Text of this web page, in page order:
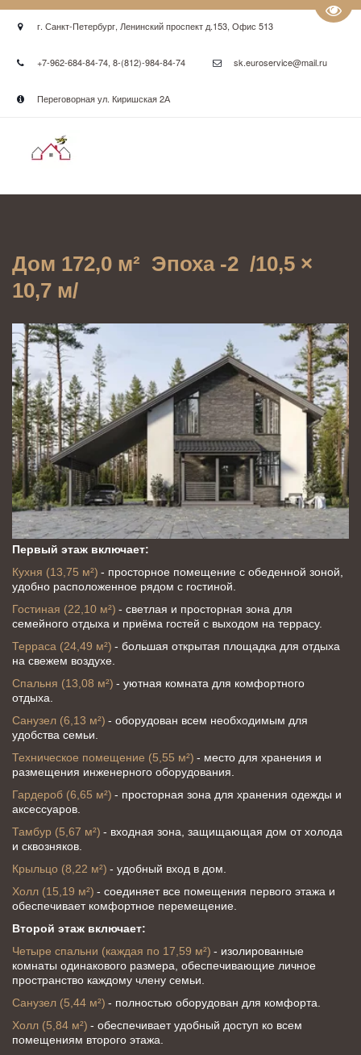
г. Санкт-Петербург, Ленинский проспект д.153, Офис 513
+7-962-684-84-74, 8-(812)-984-84-74 sk.euroservice@mail.ru
Переговорная ул. Киришская 2А
Дом 172,0 м²  Эпоха -2  /10,5 ×
10,7 м/
Первый этаж включает:
Кухня (13,75 м²) - просторное помещение с обеденной зоной,
удобно расположенное рядом с гостиной.
Гостиная (22,10 м²) - светлая и просторная зона для
семейного отдыха и приёма гостей с выходом на террасу.
Терраса (24,49 м²) - большая открытая площадка для отдыха
на свежем воздухе.
Спальня (13,08 м²) - уютная комната для комфортного
отдыха.
Санузел (6,13 м²) - оборудован всем необходимым для
удобства семьи.
Техническое помещение (5,55 м²) - место для хранения и
размещения инженерного оборудования.
Гардероб (6,65 м²) - просторная зона для хранения одежды и
аксессуаров.
Тамбур (5,67 м²) - входная зона, защищающая дом от холода
и сквозняков.
Крыльцо (8,22 м²) - удобный вход в дом.
Холл (15,19 м²) - соединяет все помещения первого этажа и
обеспечивает комфортное перемещение.
Второй этаж включает:
Четыре спальни (каждая по 17,59 м²) - изолированные
комнаты одинакового размера, обеспечивающие личное
пространство каждому члену семьи.
Санузел (5,44 м²) - полностью оборудован для комфорта.
Холл (5,84 м²) - обеспечивает удобный доступ ко всем
помещениям второго этажа.